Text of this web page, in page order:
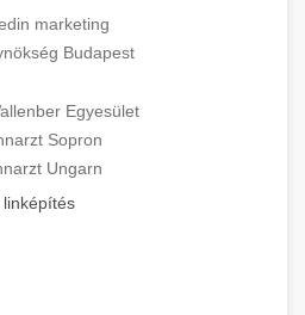
marketing
Budapest
Egyesület
Sopron
Ungarn